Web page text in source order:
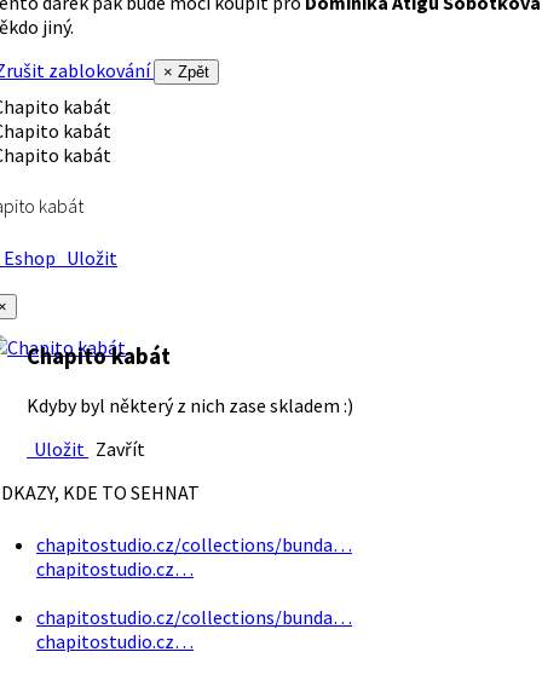
jiný.
zablokování
× Zpět
kabát
Uložit
Chapito kabát
Kdyby byl některý z nich zase skladem :)
Uložit Zavřít
KDE TO SEHNAT
chapitostudio.cz/collections/bunda…
chapitostudio.cz…
chapitostudio.cz/collections/bunda…
chapitostudio.cz…